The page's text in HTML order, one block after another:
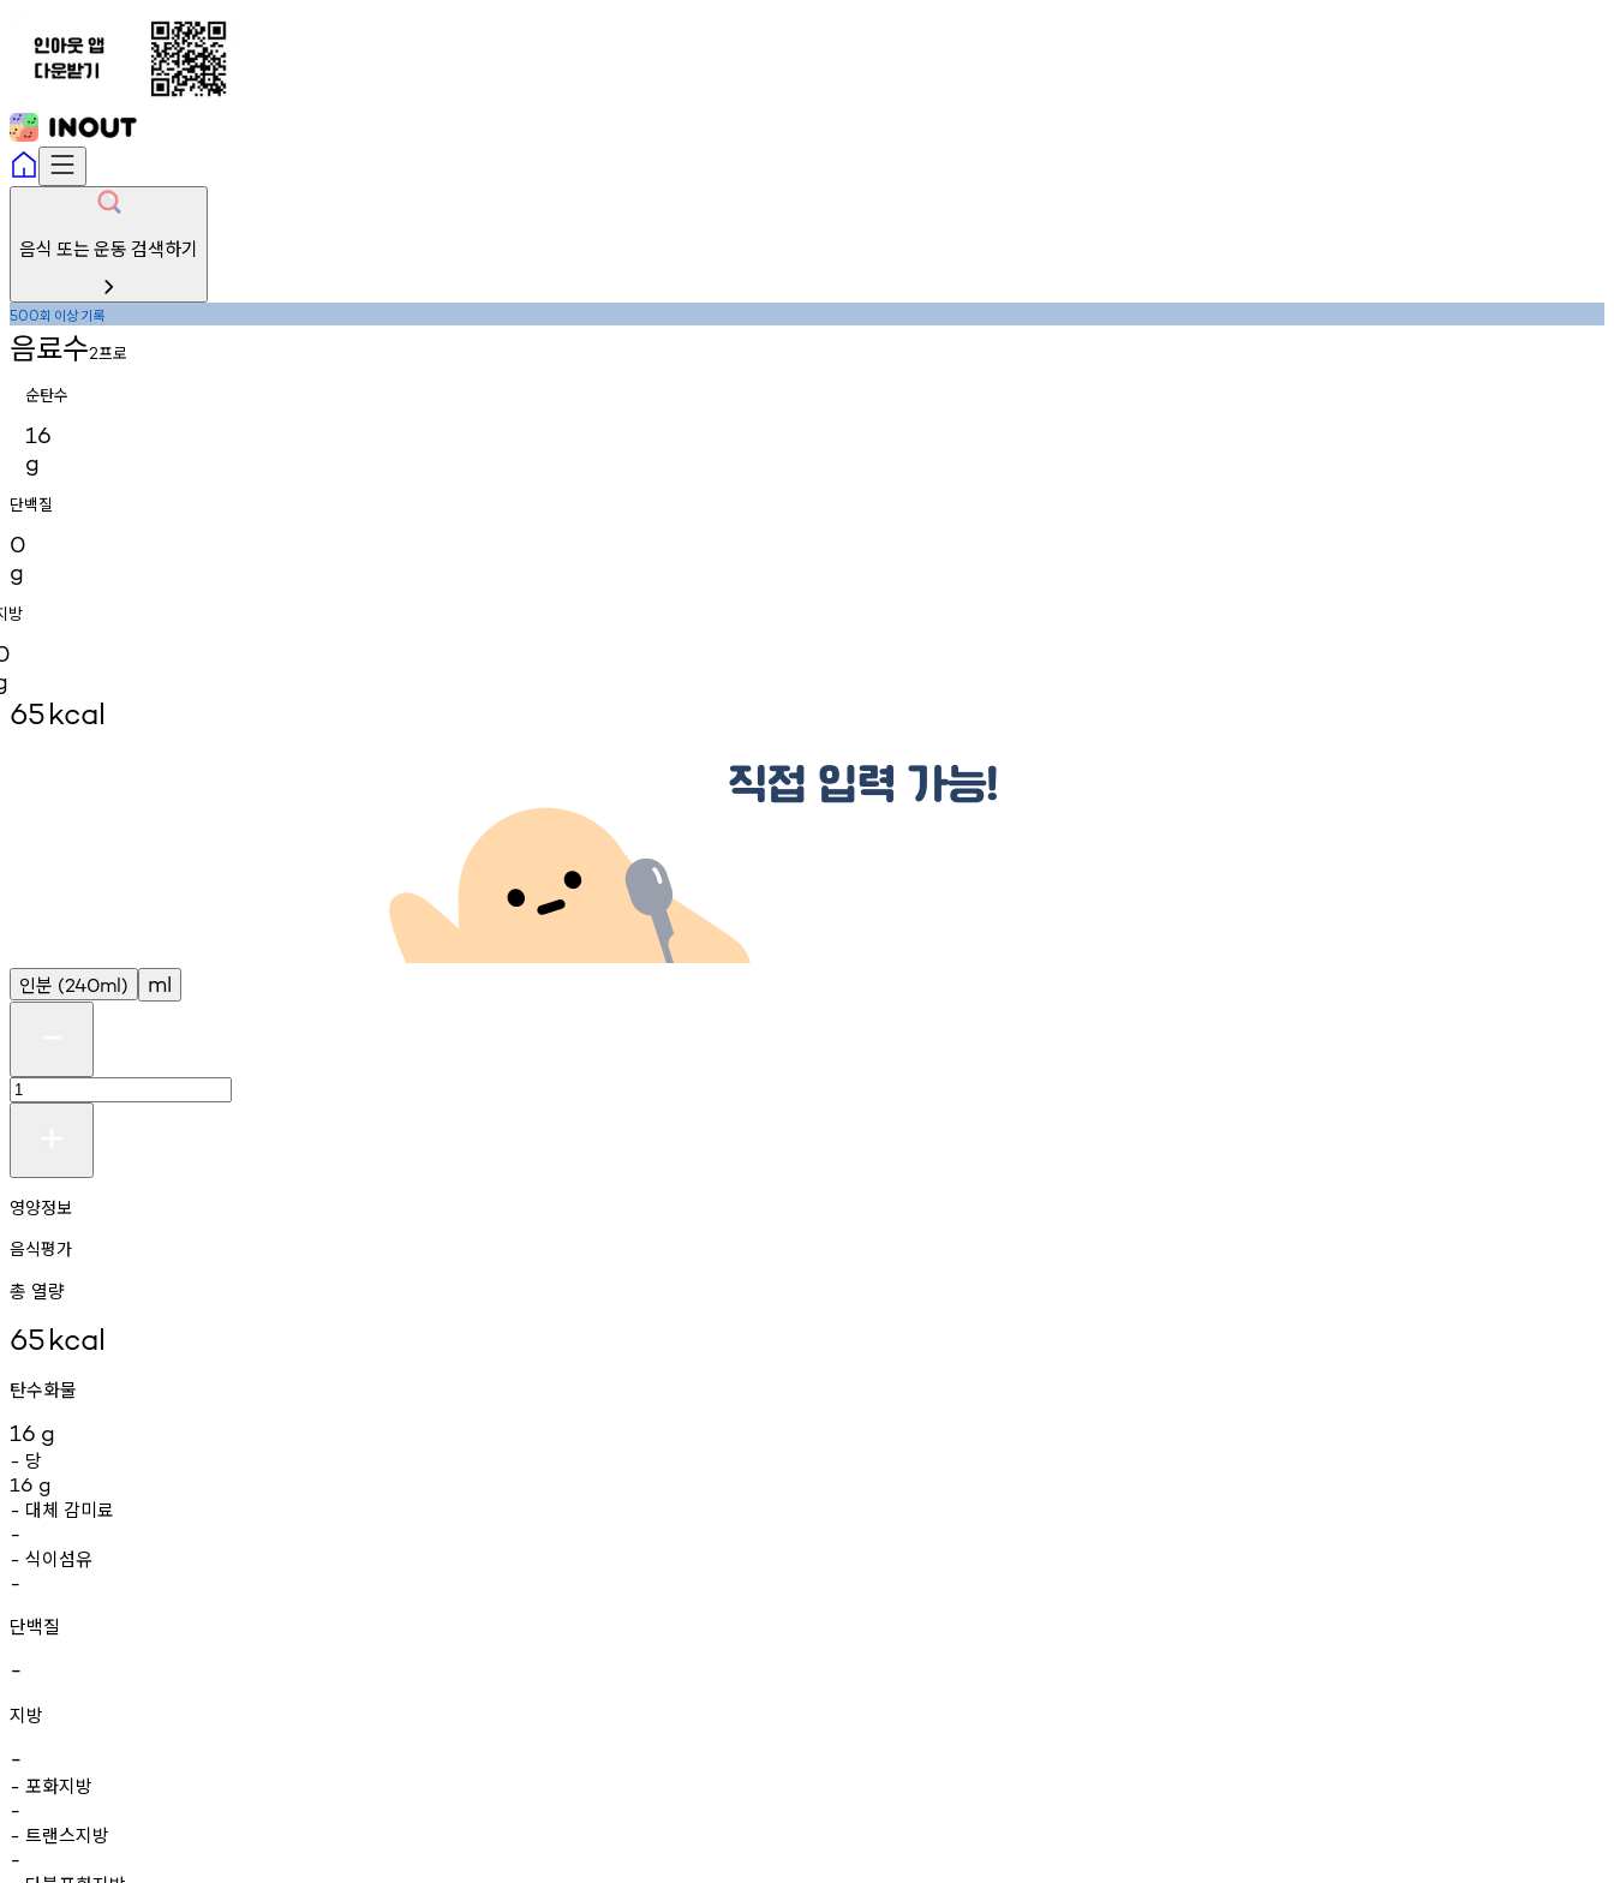
음식 또는 운동 검색하기
500회 이상기록
음료수2프로
순탄수
16
g
단백질
0
g
방
65kcal
인분 (240ml) ml
영양정보
음식평가
총 열량
65kcal
탄수화물
16 g
- 당
16 g
- 대체 감미료
-
- 식이섬유
-
단백질
-
지방
-
- 포화지방
-
- 트랜스지방
-